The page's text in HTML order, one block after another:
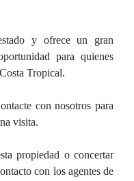
y ofrece un gran
para quienes
Tropical.
con nosotros para
visita.
propiedad o concertar
con los agentes de